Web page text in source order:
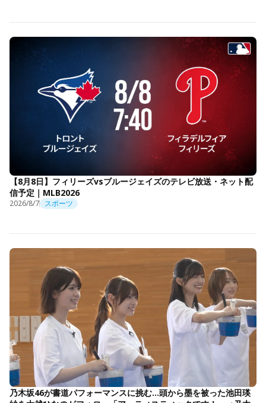
【8月8日】フィリーズvsブルージェイズのテレビ放送・ネット配
信予定｜MLB2026
2026/8/7 スポーツ
乃木坂46が書道パフォーマンスに挑む…頭から墨を被った池田瑛